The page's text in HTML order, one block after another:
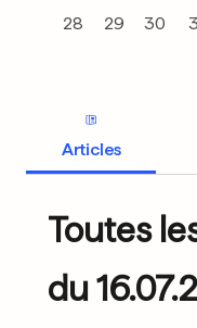
28 29 30
Articles
Toutes
du